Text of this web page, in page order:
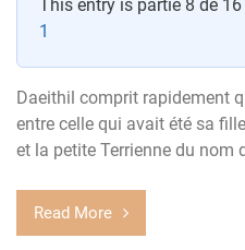
This entry is partie 8 de
1
Daeithil comprit rapidement
entre celle qui avait été sa
et la petite Terrienne du nom
Read More